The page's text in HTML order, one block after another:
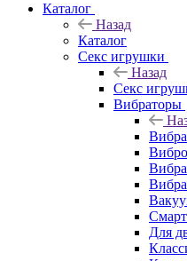
Каталог
Назад
Каталог
Секс игрушки
Назад
Секс
Вибраторы
Для